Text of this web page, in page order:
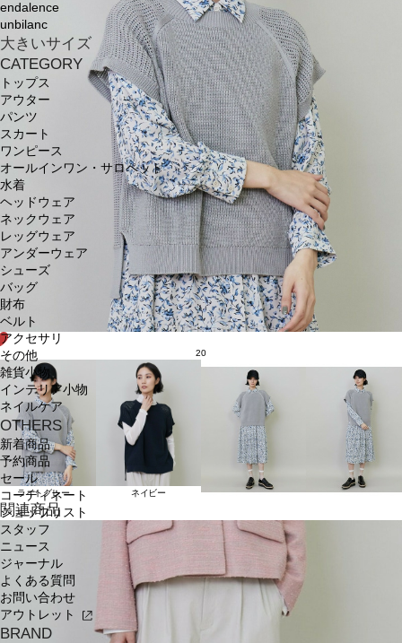
endalence
unbilanc
大きいサイズ
CATEGORY
トップス
アウター
パンツ
スカート
ワンピース
オールインワン・サロペット
水着
ヘッドウェア
ネックウェア
レッグウェア
アンダーウェア
シューズ
バッグ
財布
ベルト
アクセサリ
その他
雑貨小物
インテリア小物
ネイルケア
OTHERS
新着商品
予約商品
セール
コーディネート
ショップリスト
スタッフ
ニュース
ジャーナル
よくある質問
お問い合わせ
アウトレット
BRAND
20
ライトグレー ネイビー
関連商品